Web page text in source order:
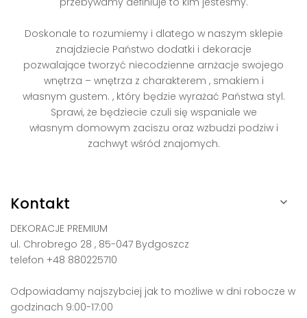
Doskonale to rozumiemy i dlatego w naszym sklepie
znajdziecie Państwo dodatki i dekoracje
pozwalające tworzyć niecodzienne arnżacje swojego
wnętrza – wnętrza z charakterem , smakiem i
własnym gustem. , który będzie wyrażać Państwa styl.
Sprawi, że będziecie czuli się wspaniale we
własnym domowym zaciszu oraz wzbudzi podziw i
zachwyt wśród znajomych.
Kontakt

DEKORACJE PREMIUM
ul. Chrobrego 28 , 85-047 Bydgoszcz
telefon +48 880225710
Odpowiadamy najszybciej jak to możliwe w dni robocze w
godzinach 9:00-17:00